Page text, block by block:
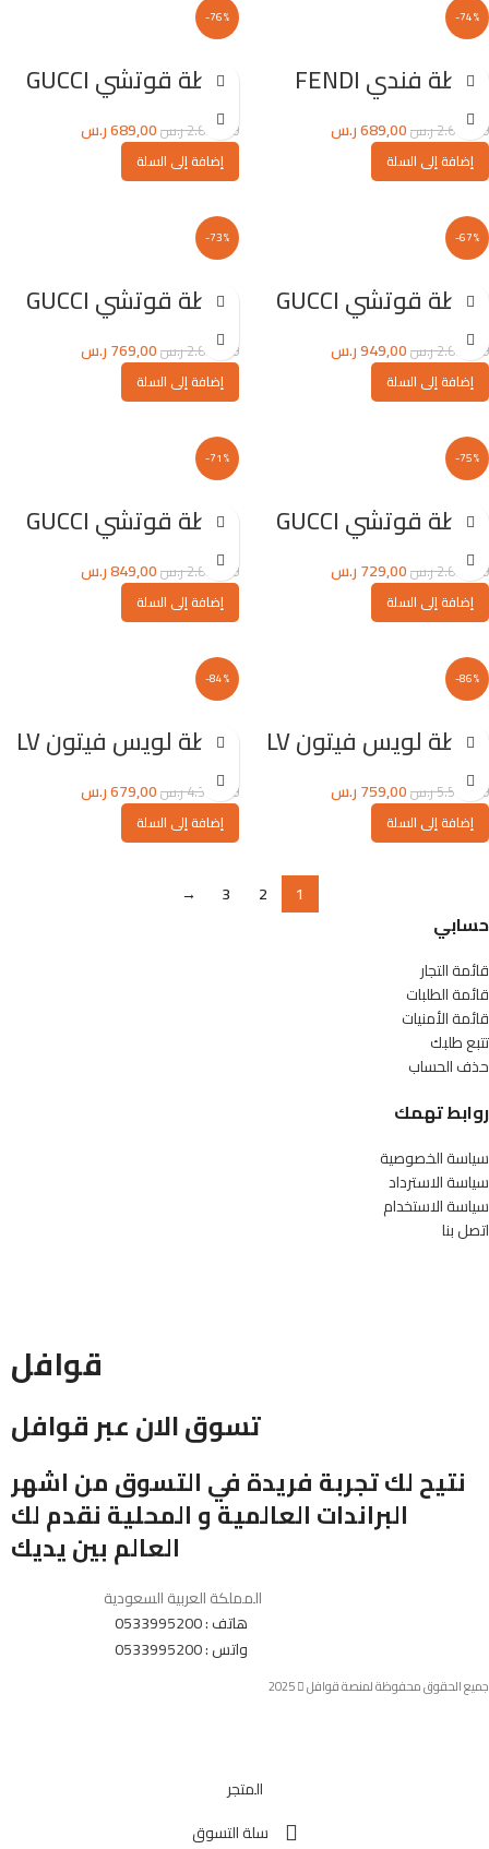
-74%
شنطة فندي FENDI
2.670,00ر.س689,00ر.س
إضافة إلى السلة
-76%
شنطة قوتشي GUCCI
2.890,00ر.س689,00ر.س
إضافة إلى السلة
-67%
شنطة قوتشي GUCCI
2.890,00ر.س949,00ر.س
إضافة إلى السلة
-73%
شنطة قوتشي GUCCI
2.890,00ر.س769,00ر.س
إضافة إلى السلة
-75%
شنطة قوتشي GUCCI
2.890,00ر.س729,00ر.س
إضافة إلى السلة
-71%
شنطة قوتشي GUCCI
2.890,00ر.س849,00ر.س
إضافة إلى السلة
-86%
شنطة لويس فيتون LV
5.500,00ر.س759,00ر.س
إضافة إلى السلة
-84%
شنطة لويس فيتون LV
4.300,00ر.س679,00ر.س
إضافة إلى السلة
1
2
3
→
حسابي
قائمة التجار
قائمة الطلبات
قائمة الأمنيات
تتبع طلبك
حذف الحساب
روابط تهمك
سياسة الخصوصية
سياسة الاسترداد
سياسة الاستخدام
اتصل بنا
قوافل
تسوق الان عبر قوافل
نتيح لك تجربة فريدة في التسوق من اشهر
البراندات العالمية و المحلية نقدم لك
العالم بين يديك
المملكة العربية السعودية
هاتف : 0533995200
واتس : 0533995200
جميع الحقوق محفوظة لمنصة قوافل
المتجر
سلة التسوق